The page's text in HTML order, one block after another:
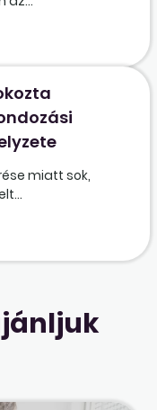
miatt sok,